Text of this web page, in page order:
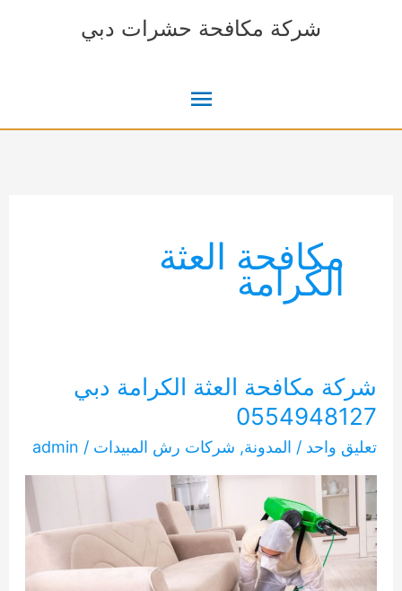
شركة مكافحة حشرات دبي
القائمة
مكافحة العثة
الكرامة
شركة مكافحة العثة الكرامة دبي
0554948127
تعليق واحد / المدونة, شركات رش المبيدات /
admin